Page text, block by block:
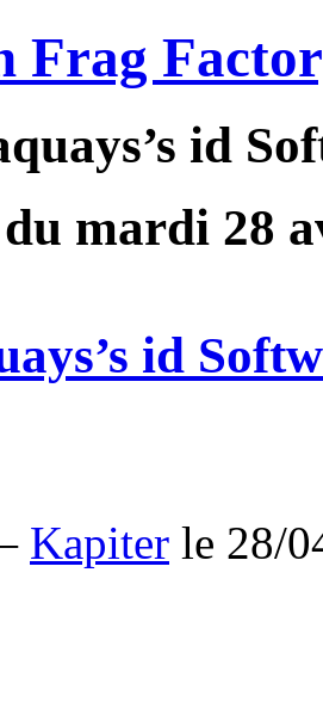
Frag
id
mardi 28
id
Kapiter le 28/